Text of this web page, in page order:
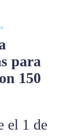
para
150
el 1 de